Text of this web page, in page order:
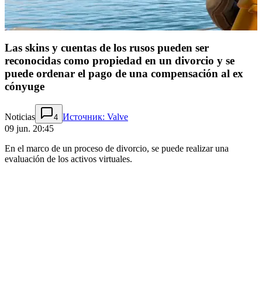
Las skins y cuentas de los rusos pueden ser
reconocidas como propiedad en un divorcio y se
puede ordenar el pago de una compensación al ex
cónyuge
Noticias 4 Источник: Valve
09 jun. 20:45
En el marco de un proceso de divorcio, se puede realizar una
evaluación de los activos virtuales.